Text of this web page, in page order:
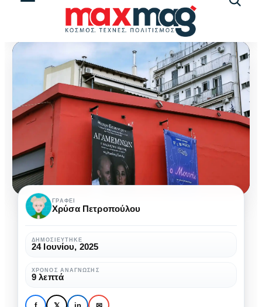
ΘΕΑΤΡΙΚΈΣ ΠΡΟΤΆΣΕΙΣ
Αγαμέμνων στο
Αγαμέμνων
στο
Επίκεντρο:
κύκλος
του
αίματος
ΓΡΆΦΕΙ
Χρύσα Πετροπούλου
ΔΗΜΟΣΙΕΎΤΗΚΕ
24 Ιουνίου, 2025
ΧΡΌΝΟΣ ΑΝΆΓΝΩΣΗΣ
9 λεπτά